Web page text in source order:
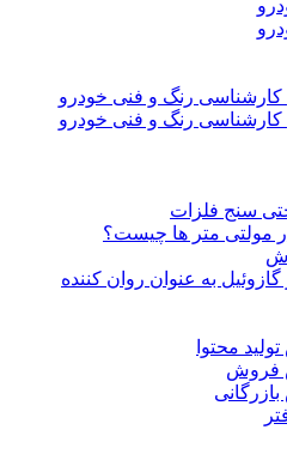
رنگ و فنی خودرو
رنگ و فنی خودرو
سنج فلزات
به عنوان روان کننده
محتوا
فروش